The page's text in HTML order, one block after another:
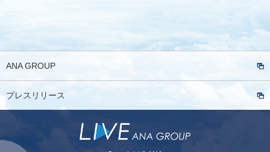
ANA GROUP
プレスリリース